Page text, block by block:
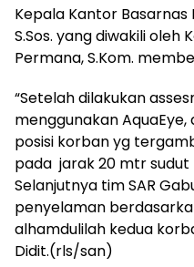
Kepala Kantor Basarnas
S.Sos. yang diwakili oleh
Permana, S.Kom.
“Setelah dilakukan
menggunakan
posisi korban yg
pada jarak 20 mtr sudut
Selanjutnya tim SAR
penyelaman
alhamdulilah kedua
Didit.(rls/san)